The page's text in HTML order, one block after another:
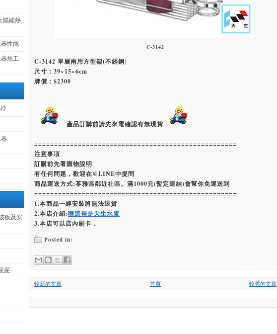
陽能熱
性能
施工
板及安
屁
C-3142
C-3142 單層兩用方型架(不銹鋼)
尺寸：39×15×6cm
牌價：$2300
產品訂購前請先來電確認有無現貨
===================================================
注意事項
訂購前先看購物說明
有任何問題，歡迎在@LINE中提問
商品運送方式:苓雅區鄰近社區。滿1000元(暫定連結)會幫你免運送到
===================================================
1.本商品一經安裝將無法退貨
2.本店介紹:嗨這裡是天生水電
3.本店可以店內刷卡 。
Posted in:
較新的文章 較舊的文章
首頁